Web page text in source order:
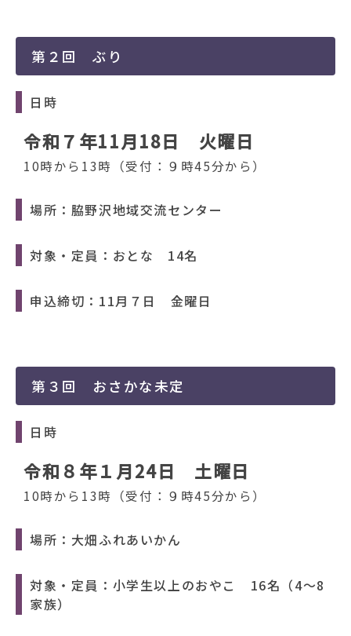
第２回 ぶり
日時
令和７年11月18日 火曜日
10時から13時（受付：９時45分から）
場所：脇野沢地域交流センター
対象・定員：おとな 14名
申込締切：11月７日 金曜日
第３回 おさかな未定
日時
令和８年１月24日 土曜日
10時から13時（受付：９時45分から）
場所：大畑ふれあいかん
対象・定員：小学生以上のおやこ 16名（4～8
家族）